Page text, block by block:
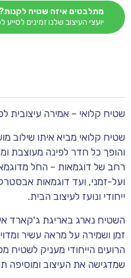
מתלבטים איזה שטיח
יועצי העיצוב שלנו זמינים לסייע
שטיח קלואי – אמירה עיצובית
שטיח קלואי מביא איתו שילוב
והופך כל חדר לפינה מעוצבת
רחב של דוגמאות – החל
ועל-זמני, ועד דוגמאות
ייחודי ונועז לעיצוב הבית.
השטיח נארג באריגת ג'קארד
זמן ושמירה על מראה עשיר
הרועים הייחודי מעניק לשטיח
שמדגישה את העיצוב ומוסיפה